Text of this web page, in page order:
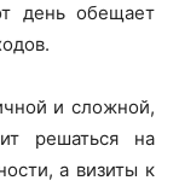
день обещает
и сложной,
решаться на
а визиты к